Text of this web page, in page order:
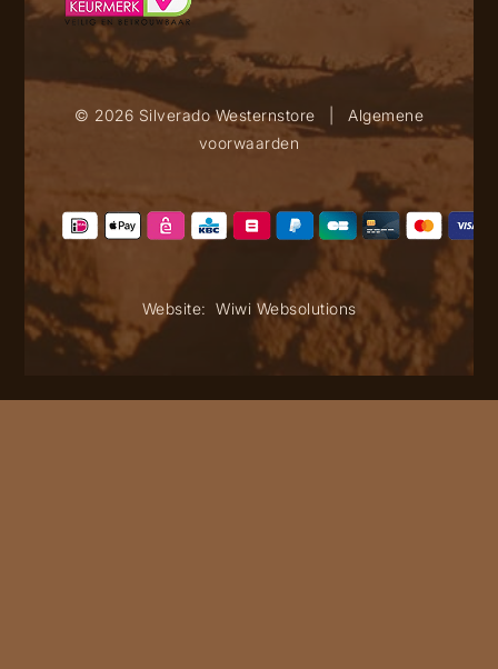
© 2026 Silverado Westernstore
Algemene
voorwaarden
Website: Wiwi Websolutions